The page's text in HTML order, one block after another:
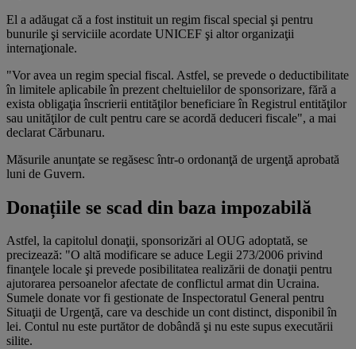
El a adăugat că a fost instituit un regim fiscal special şi pentru
bunurile şi serviciile acordate UNICEF şi altor organizaţii
internaţionale.
"Vor avea un regim special fiscal. Astfel, se prevede o deductibilitate
în limitele aplicabile în prezent cheltuielilor de sponsorizare, fără a
exista obligaţia înscrierii entităţilor beneficiare în Registrul entităţilor
sau unităţilor de cult pentru care se acordă deduceri fiscale", a mai
declarat Cărbunaru.
Măsurile anunţate se regăsesc într-o ordonanţă de urgenţă aprobată
luni de Guvern.
Donațiile se scad din baza impozabilă
Astfel, la capitolul donaţii, sponsorizări al OUG adoptată, se
precizează: "O altă modificare se aduce Legii 273/2006 privind
finanţele locale şi prevede posibilitatea realizării de donaţii pentru
ajutorarea persoanelor afectate de conflictul armat din Ucraina.
Sumele donate vor fi gestionate de Inspectoratul General pentru
Situaţii de Urgenţă, care va deschide un cont distinct, disponibil în
lei. Contul nu este purtător de dobândă şi nu este supus executării
silite.